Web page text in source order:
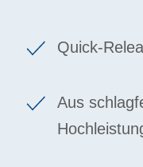
Quick-
Aus